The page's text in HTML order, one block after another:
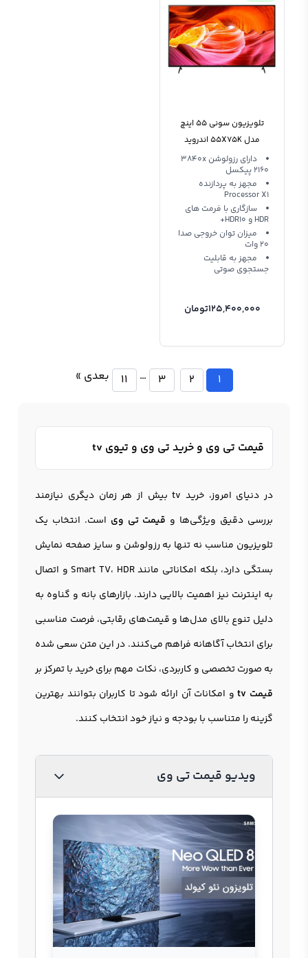
تلویزیون سونی 55 اینچ
مدل 55X75K اندروید
دارای رزولوشن 3840x
2160 پیکسل
مجهز به پردازنده
Processor X1
سازگاری با فرمت های
HDR و HDR10+
میزان توان خروجی صدا
20 وات
مجهز به قابلیت
جستجوی صوتی
125,400,000تومان
1
2
3
…
11 بعدی »
قیمت تی وی و خرید تی وی و تیوی tv
در دنیای امروز، خرید tv بیش از هر زمان دیگری نیازمند
بررسی دقیق ویژگی‌ها و قیمت تی وی است. انتخاب یک
تلویزیون مناسب نه تنها به رزولوشن و سایز صفحه نمایش
بستگی دارد، بلکه امکاناتی مانند Smart TV، HDR و اتصال
به اینترنت نیز اهمیت بالایی دارند. بازارهای بانه و گناوه به
دلیل تنوع بالای مدل‌ها و قیمت‌های رقابتی، فرصت مناسبی
برای انتخاب آگاهانه فراهم می‌کنند. در این متن سعی شده
به صورت تخصصی و کاربردی، نکات مهم برای خرید با تمرکز بر
قیمت tv
و امکانات آن ارائه شود تا کاربران بتوانند بهترین
گزینه را متناسب با بودجه و نیاز خود انتخاب کنند.
ویدیو قیمت تی وی